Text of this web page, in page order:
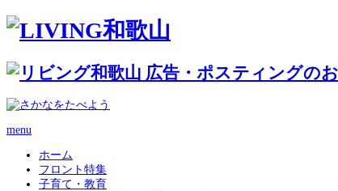
menu
ホーム
フロント特集
子育て・教育